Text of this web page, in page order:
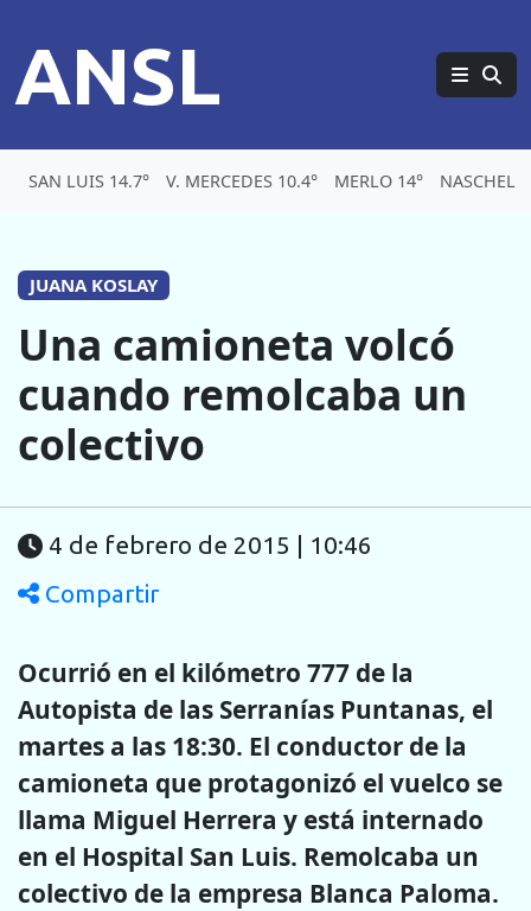
ANSL
SAN LUIS 14.7° V. MERCEDES 10.4° MERLO 14° NASCHEL
JUANA KOSLAY
Una camioneta volcó
cuando remolcaba un
colectivo
4 de febrero de 2015 | 10:46
Compartir
Ocurrió en el kilómetro 777 de la
Autopista de las Serranías Puntanas, el
martes a las 18:30. El conductor de la
camioneta que protagonizó el vuelco se
llama Miguel Herrera y está internado
en el Hospital San Luis. Remolcaba un
colectivo de la empresa Blanca Paloma.